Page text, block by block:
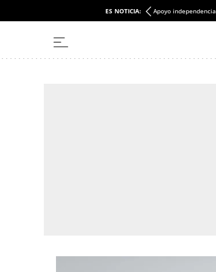
ES NOTICIA: Apoyo independencia